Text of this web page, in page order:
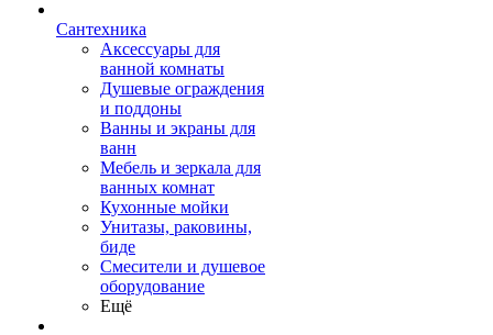
Сантехника
Аксессуары для
ванной комнаты
Душевые ограждения
и поддоны
Ванны и экраны для
ванн
Мебель и зеркала для
ванных комнат
Кухонные мойки
Унитазы, раковины,
биде
Смесители и душевое
оборудование
Ещё